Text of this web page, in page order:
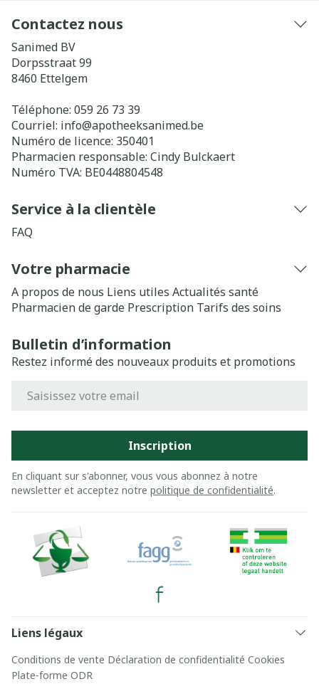
Contactez nous
Sanimed BV
Dorpsstraat 99
8460 Ettelgem
Téléphone: 059 26 73 39
Courriel: info@apotheeksanimed.be
Numéro de licence: 350401
Pharmacien responsable: Cindy Bulckaert
Numéro TVA: BE0448804548
Service à la clientèle
FAQ
Votre pharmacie
A propos de nous Liens utiles Actualités santé
Pharmacien de garde Prescription Tarifs des soins
Bulletin d’information
Restez informé des nouveaux produits et promotions
Inscription
En cliquant sur s'abonner, vous vous abonnez à notre
newsletter et acceptez notre politique de confidentialité.
Liens légaux
Conditions de vente Déclaration de confidentialité Cookies
Plate-forme ODR